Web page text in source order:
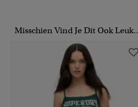
Misschien Vind Je Dit Ook Leuk..